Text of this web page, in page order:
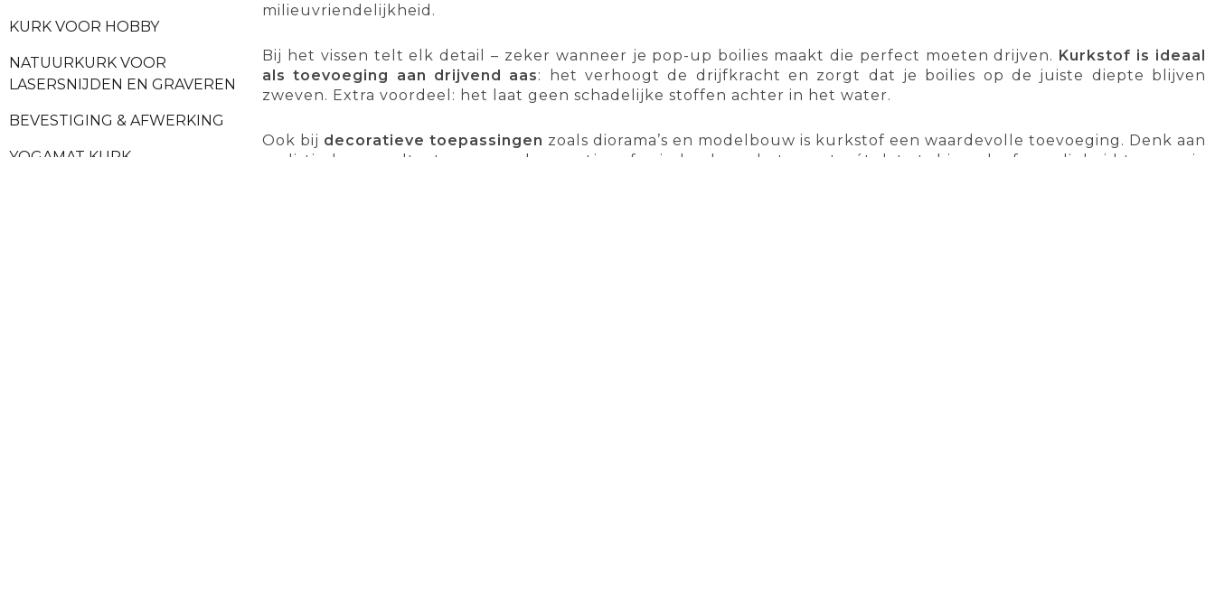
KURK VOOR HOBBY
NATUURKURK VOOR
LASERSNIJDEN EN GRAVEREN
BEVESTIGING & AFWERKING
YOGAMAT KURK
milieuvriendelijkheid.
Bij het vissen telt elk detail – zeker wanneer je pop-up boilies maakt die perfect moeten drijven. Kurkstof is ideaal
als toevoeging aan drijvend aas: het verhoogt de drijfkracht en zorgt dat je boilies op de juiste diepte blijven
zweven. Extra voordeel: het laat geen schadelijke stoffen achter in het water.
Ook bij decoratieve toepassingen zoals diorama’s en modelbouw is kurkstof een waardevolle toevoeging. Denk aan
realistische grondtexturen, zandweggetjes of grindpaden – het voegt nét dat stukje geloofwaardigheid toe aan je